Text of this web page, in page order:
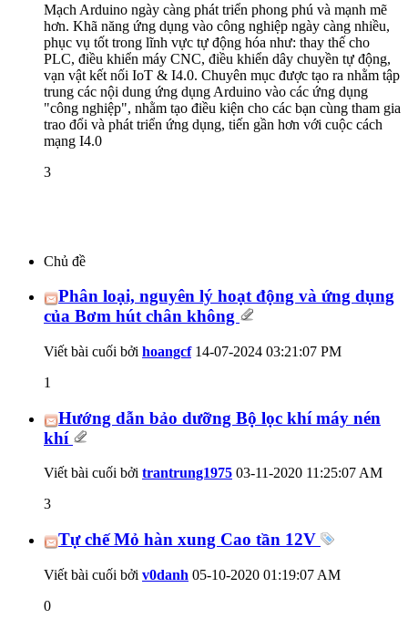
Mạch Arduino ngày càng phát triển phong phú và mạnh mẽ
hơn. Khã năng ứng dụng vào công nghiệp ngày càng nhiều,
phục vụ tốt trong lĩnh vực tự động hóa như: thay thế cho
PLC, điều khiển máy CNC, điều khiển dây chuyền tự động,
vạn vật kết nối IoT & I4.0. Chuyên mục được tạo ra nhằm tập
trung các nội dung ứng dụng Arduino vào các ứng dụng
"công nghiệp", nhằm tạo điều kiện cho các bạn cùng tham gia
trao đổi và phát triển ứng dụng, tiến gần hơn với cuộc cách
mạng I4.0
3
Chủ đề
Phân loại, nguyên lý hoạt động và ứng dụng
của Bơm hút chân không
Viết bài cuối bởi hoangcf14-07-2024 03:21:07 PM
1
Hướng dẫn bảo dưỡng Bộ lọc khí máy nén
khí
Viết bài cuối bởi trantrung1975 03-11-2020 11:25:07 AM
3
Tự chế Mỏ hàn xung Cao tần 12V
Viết bài cuối bởi v0danh 05-10-2020 01:19:07 AM
0